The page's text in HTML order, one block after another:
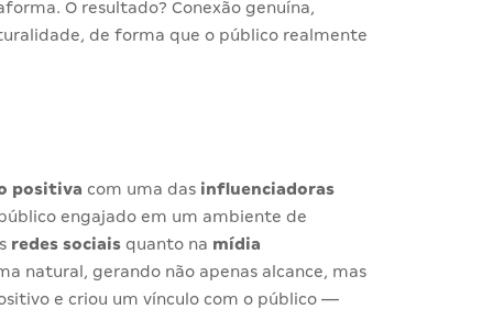
O resultado? Conexão genuína,
de forma que o público realmente
positiva com uma das influenciadoras
engajado em um ambiente de
redes sociais quanto na mídia
natural, gerando não apenas alcance, mas
e criou um vínculo com o público —